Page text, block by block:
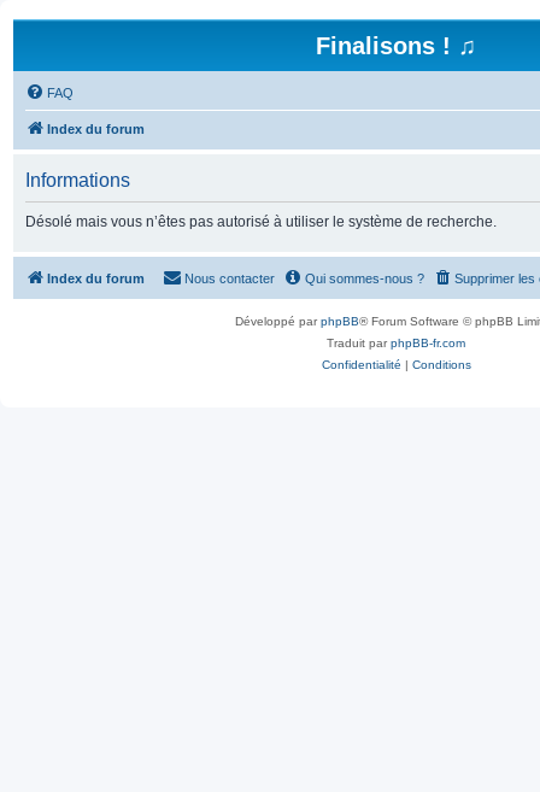
Finalisons ! ♫
FAQ
Index du forum
Informations
Désolé mais vous n’êtes pas autorisé à utiliser le système de recherche.
Index du forum Supprimer les
Qui sommes-nous ?
Nous contacter
Développé parphpBB® Forum Software © phpBB
Traduit parphpBB-fr.com
Confidentialité | Conditions